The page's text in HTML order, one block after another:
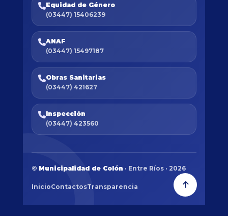
Equidad de Género
(03447) 15406239
ANAF
(03447) 15497187
Obras Sanitarias
(03447) 421627
Inspección
(03447) 423560
© Municipalidad de Colón · Entre Ríos · 2026
InicioContactosTransparencia